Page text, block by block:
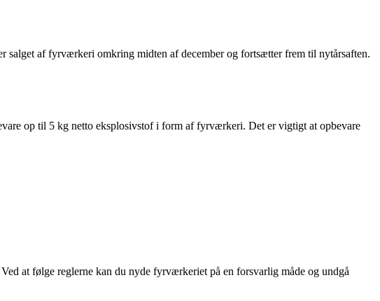
af fyrværkeri omkring midten af december og fortsætter frem til nytårsaften.
op til 5 kg netto eksplosivstof i form af fyrværkeri. Det er vigtigt at opbevare
at følge reglerne kan du nyde fyrværkeriet på en forsvarlig måde og undgå